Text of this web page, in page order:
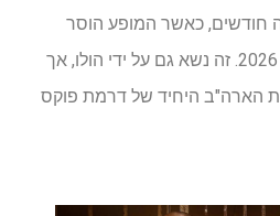
חודשים, כאשר המופע הוסר
מהפלטפורמה ב- 29 בינואר 2026. זה נשא גם על ידי הולו, אך
הארה"ב היחיד של דרמת פוקס